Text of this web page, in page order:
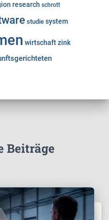
research schrott
studie system
wirtschaftzink
Beiträge